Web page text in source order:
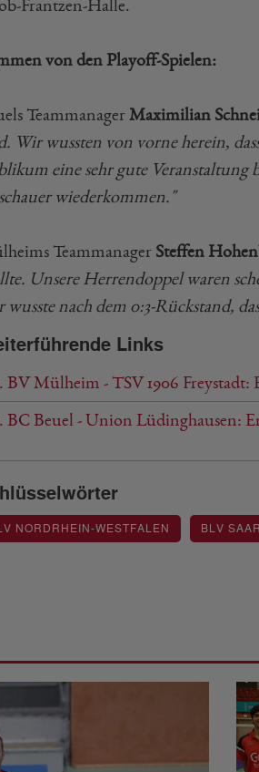
Frantzen-Halle.
von den Playoff-Spielen:
Teammanager Maximilian
Wir wussten von vorne herein,
eine sehr gute Veranstaltung
wiederkommen."
Teammanager Steffen
Unsere Herrendoppel waren
wusste nach dem 0:3-Rückstand,
Links
BV Mülheim - TSV 1906 Freystadt:
BC Beuel - Union Lüdinghausen:
NORDRHEIN-WESTFALEN BLV